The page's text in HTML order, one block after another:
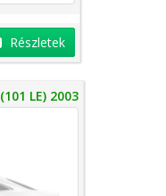
Részletek
(101 LE) 2003